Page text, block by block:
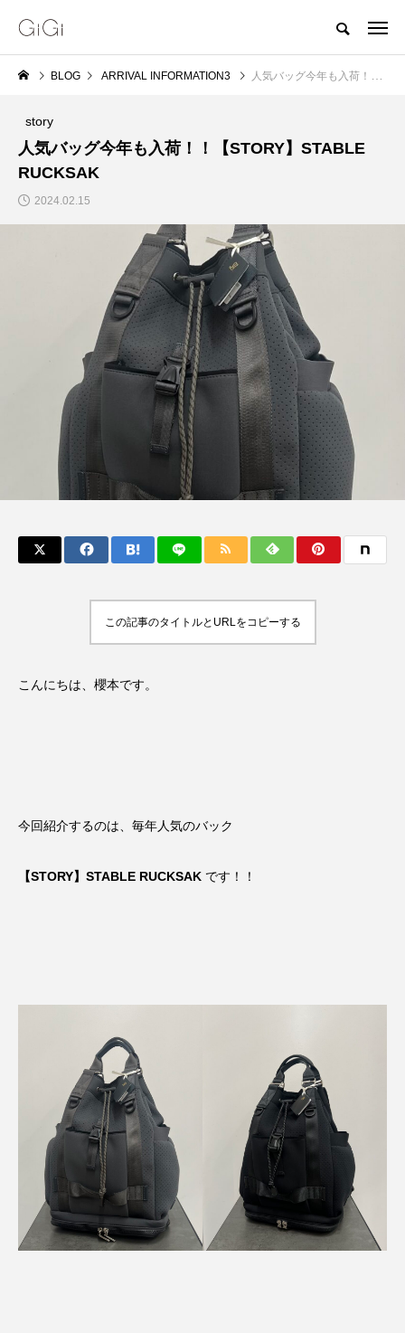
BLOG ARRIVAL INFORMATION3 人気バッグ今年も入荷！！【STORY】STABLE RUCKSAK
story
人気バッグ今年も入荷！！【STORY】STABLE
RUCKSAK
2024.02.15
この記事のタイトルとURLをコピーする
こんにちは、櫻本です。
今回紹介するのは、毎年人気のバック
【STORY】STABLE RUCKSAK です！！